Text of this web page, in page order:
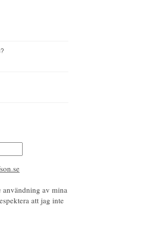
användning av mina
att jag inte